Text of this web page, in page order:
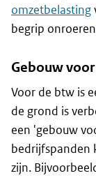
omzetbelasting
begrip
Gebouw
Voor de btw is
de grond is
een 'gebouw
bedrijfspanden
zijn.